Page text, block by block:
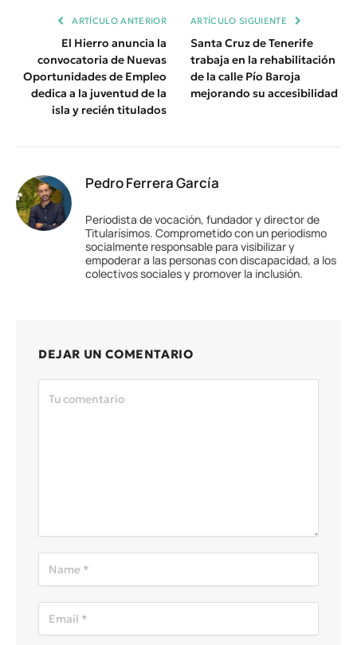
ARTÍCULO ANTERIOR
El Hierro anuncia la
convocatoria de Nuevas
Oportunidades de Empleo
dedica a la juventud de la
isla y recién titulados
ARTÍCULO SIGUIENTE
Santa Cruz de Tenerife
trabaja en la rehabilitación
de la calle Pío Baroja
mejorando su accesibilidad
Pedro Ferrera García
Periodista de vocación, fundador y director de
Titularísimos. Comprometido con un periodismo
socialmente responsable para visibilizar y
empoderar a las personas con discapacidad, a los
colectivos sociales y promover la inclusión.
DEJAR UN COMENTARIO